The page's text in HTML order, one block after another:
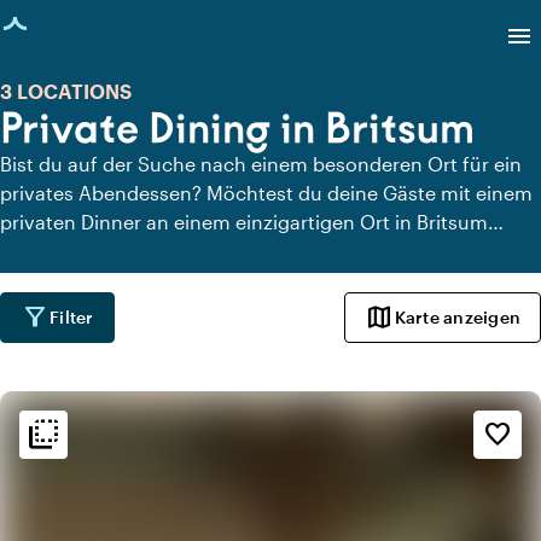
geladen
menu
Private Dining in Britsum
3 LOCATIONS
Bist du auf der Suche nach einem besonderen Ort für ein
privates Abendessen? Möchtest du deine Gäste mit einem
privaten Dinner an einem einzigartigen Ort in Britsum
einfach alle Locations in Britsum, an denen du in aller Ruhe
dinieren kannst. Schau dir alle privaten Dining-Locations
für ein köstliches privates Dinner an.
filter_alt Filter map Karte anzeigen
flip_to_back favorite_border
flip_to_back Ambiente und Ästhetik
info
Ländlich